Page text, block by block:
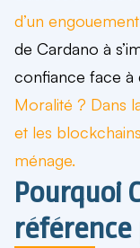
d’un
de Cardano à
confiance face à
Moralité ? Dans
et les
ménage.
Pourquoi
référence